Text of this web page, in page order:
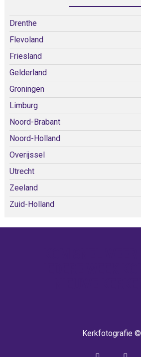
Drenthe
Flevoland
Friesland
Gelderland
Groningen
Limburg
Noord-Brabant
Noord-Holland
Overijssel
Utrecht
Zeeland
Zuid-Holland
Kerkfotografie ©